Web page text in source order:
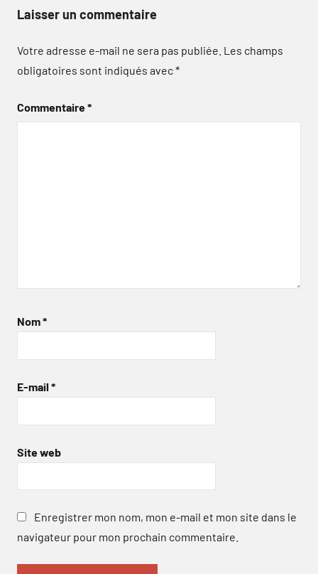
Laisser un commentaire
Votre adresse e-mail ne sera pas publiée. Les champs
obligatoires sont indiqués avec*
Commentaire*
Nom*
E-mail *
Site web
Enregistrer mon nom, mon e-mail et mon site dans le
navigateur pour mon prochain commentaire.